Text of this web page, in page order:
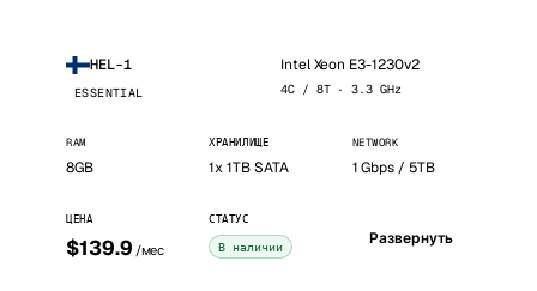
HEL-1
ESSENTIAL
Intel Xeon E3-1230v2
4C / 8T · 3.3 GHz
RAM
8GB
ХРАНИЛИЩЕ
1x 1TB SATA
NETWORK
1 Gbps / 5TB
ЦЕНА
$139.9 /мес
СТАТУС
В наличии Развернуть